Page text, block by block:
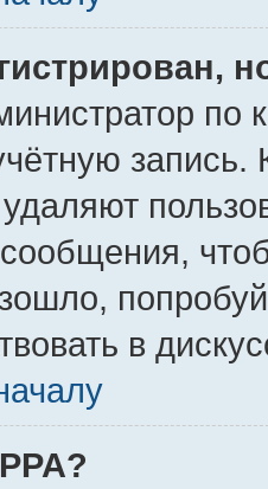
по
запись.
в